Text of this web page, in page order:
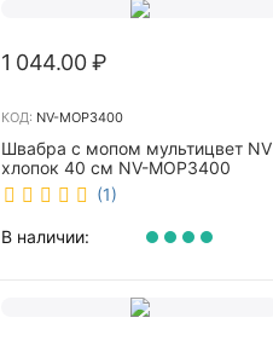
1 044.00 ₽
КОД: NV-MOP3400
Швабра с мопом мультицвет NV
хлопок 40 см NV-MOP3400
(1)
В наличии: